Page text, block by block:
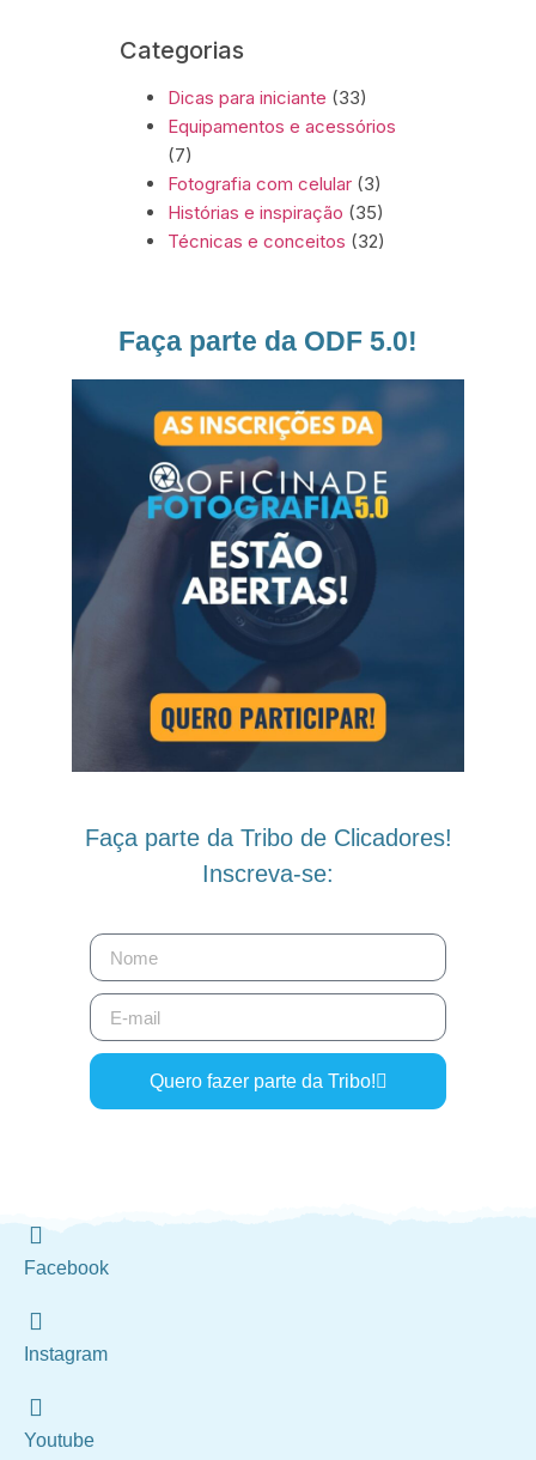
Categorias
Dicas para iniciante (33)
Equipamentos e acessórios
(7)
Fotografia com celular (3)
Histórias e inspiração (35)
Técnicas e conceitos (32)
Faça parte da ODF 5.0!
Faça parte da Tribo de Clicadores!
Inscreva-se:
Quero fazer parte da Tribo!
Facebook
Instagram
Youtube